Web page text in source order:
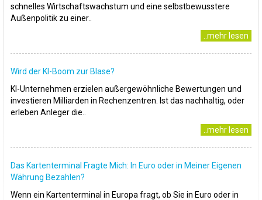
schnelles Wirtschaftswachstum und eine selbstbewusstere
Außenpolitik zu einer..
..mehr lesen
Wird der KI-Boom zur Blase?
KI-Unternehmen erzielen außergewöhnliche Bewertungen und
investieren Milliarden in Rechenzentren. Ist das nachhaltig, oder
erleben Anleger die..
..mehr lesen
Das Kartenterminal Fragte Mich: In Euro oder in Meiner Eigenen
Währung Bezahlen?
Wenn ein Kartenterminal in Europa fragt, ob Sie in Euro oder in